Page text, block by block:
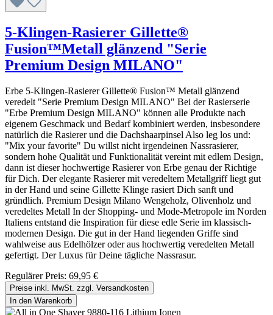
5-Klingen-Rasierer Gillette®
Fusion™Metall glänzend "Serie
Premium Design MILANO"
Erbe 5-Klingen-Rasierer Gillette® Fusion™ Metall glänzend
veredelt "Serie Premium Design MILANO" Bei der Rasierserie
"Erbe Premium Design MILANO" können alle Produkte nach
eigenem Geschmack und Bedarf kombiniert werden, insbesondere
natürlich die Rasierer und die Dachshaarpinsel Also leg los und:
"Mix your favorite" Du willst nicht irgendeinen Nassrasierer,
sondern hohe Qualität und Funktionalität vereint mit edlem Design,
dann ist dieser hochwertige Rasierer von Erbe genau der Richtige
für Dich. Der elegante Rasierer mit veredeltem Metallgriff liegt gut
in der Hand und seine Gillette Klinge rasiert Dich sanft und
gründlich. Premium Design Milano Wengeholz, Olivenholz und
veredeltes Metall In der Shopping- und Mode-Metropole im Norden
Italiens entstand die Inspiration für diese edle Serie im klassisch-
modernen Design. Die gut in der Hand liegenden Griffe sind
wahlweise aus Edelhölzer oder aus hochwertig veredelten Metall
gefertigt. Der Luxus für Deine tägliche Nassrasur.
Regulärer Preis: 69,95 €
Preise inkl. MwSt. zzgl. Versandkosten
In den Warenkorb